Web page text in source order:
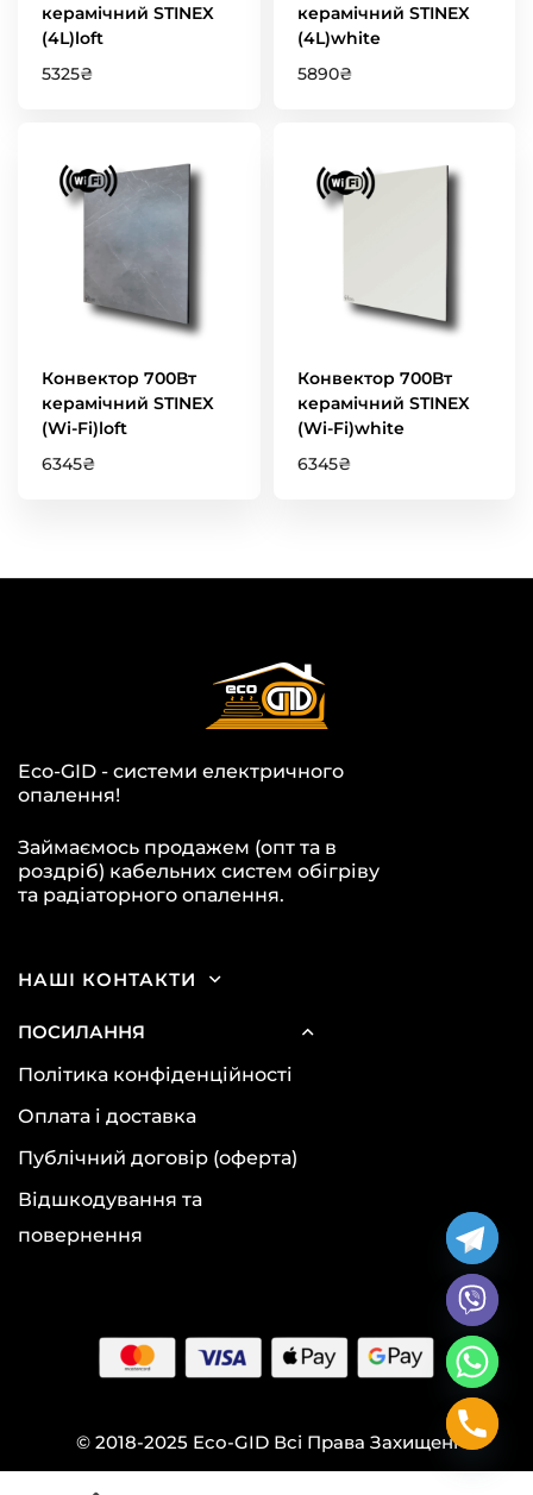
керамічний STINEX
(4L)loft
5325₴
керамічний STINEX
(4L)white
5890₴
Конвектор 700Вт
керамічний STINEX
(Wi-Fi)loft
6345₴
Конвектор 700Вт
керамічний STINEX
(Wi-Fi)white
6345₴
Eco-GID - системи електричного
опалення!
Займаємось продажем (опт та в
роздріб) кабельних систем обігріву
та радіаторного опалення.
НАШІ КОНТАКТИ
ПОСИЛАННЯ
Політика конфіденційності
Оплата і доставка
Публічний договір (оферта)
Відшкодування та
повернення
© 2018-2025 Eco-GID Всі Права Захищені